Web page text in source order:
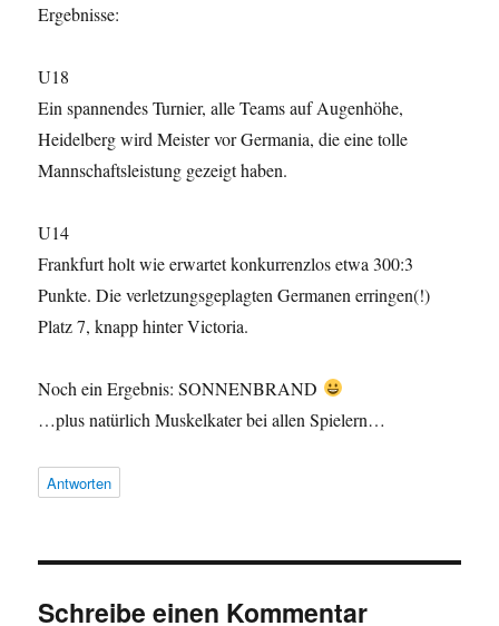
Ergebnisse:
U18
Ein spannendes Turnier, alle Teams auf Augenhöhe,
Heidelberg wird Meister vor Germania, die eine tolle
Mannschaftsleistung gezeigt haben.
U14
Frankfurt holt wie erwartet konkurrenzlos etwa 300:3
Punkte. Die verletzungsgeplagten Germanen erringen(!)
Platz 7, knapp hinter Victoria.
Noch ein Ergebnis: SONNENBRAND
…plus natürlich Muskelkater bei allen Spielern…
Antworten
Schreibe einen Kommentar